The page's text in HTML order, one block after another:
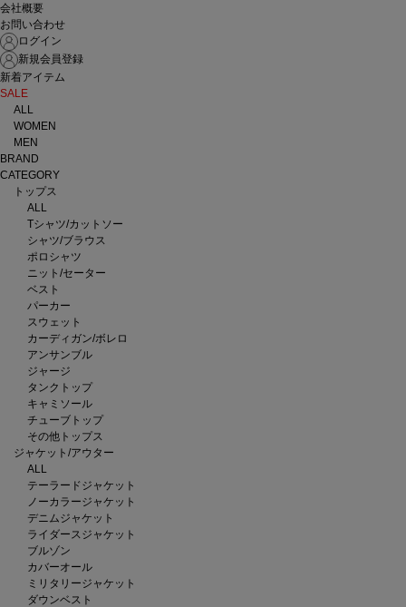
会社概要
お問い合わせ
ログイン
新規会員登録
新着アイテム
SALE
ALL
WOMEN
MEN
BRAND
CATEGORY
トップス
ALL
Tシャツ/カットソー
シャツ/ブラウス
ポロシャツ
ニット/セーター
ベスト
パーカー
スウェット
カーディガン/ボレロ
アンサンブル
ジャージ
タンクトップ
キャミソール
チューブトップ
その他トップス
ジャケット/アウター
ALL
テーラードジャケット
ノーカラージャケット
デニムジャケット
ライダースジャケット
ブルゾン
カバーオール
ミリタリージャケット
ダウンベスト